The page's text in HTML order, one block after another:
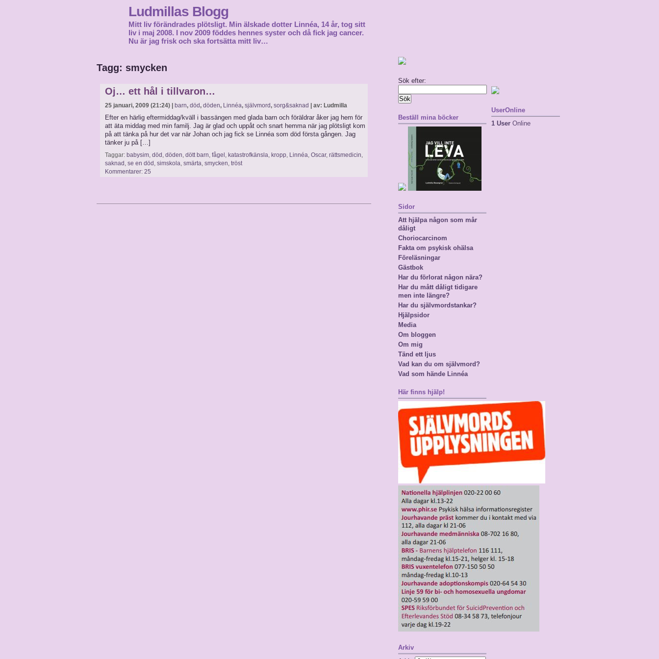
Ludmillas Blogg
Mitt liv förändrades plötsligt. Min älskade dotter Linnéa, 14 år, tog sitt
liv i maj 2008. I nov 2009 föddes hennes syster och då fick jag cancer.
Nu är jag frisk och ska fortsätta mitt liv…
Tagg: smycken
Oj… ett hål i tillvaron…
25 januari, 2009 (21:24) | barn, död, döden, Linnéa, självmord, sorg&saknad | av: Ludmilla
Efter en härlig eftermiddag/kväll i bassängen med glada barn och föräldrar åker jag hem för
att äta middag med min familj. Jag är glad och uppåt och snart hemma när jag plötsligt kom
på att tänka på hur det var när Johan och jag fick se Linnéa som död första gången. Jag
tänker ju på […]
Taggar: babysim, död , döden, dött barn, fågel , katastrofkänsla, kropp, Linnéa, Oscar, rättsmedicin,
saknad , se en död , simskola, smärta, smycken, tröst
Kommentarer: 25
Sök efter:
Beställ mina böcker
Sidor
Att hjälpa någon som mår
dåligt
Choriocarcinom
Fakta om psykisk ohälsa
Föreläsningar
Gästbok
Har du förlorat någon nära?
Har du mått dåligt tidigare
men inte längre?
Har du självmordstankar?
Hjälpsidor
Media
Om bloggen
Om mig
Tänd ett ljus
Vad kan du om självmord?
Vad som hände Linnéa
Här finns hjälp!
Arkiv
UserOnline
1 User Online